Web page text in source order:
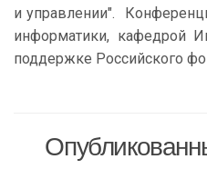
и управлении".
информатики, кафедрой
поддержке Российского